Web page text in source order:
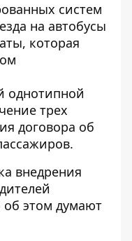
систем
на автобусы
которая
однотипной
трех
договора об
внедрения
об этом думают